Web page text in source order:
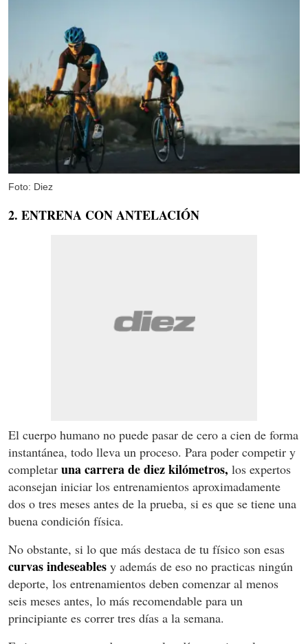
Foto: Diez
2. ENTRENA CON ANTELACIÓN
El cuerpo humano no puede pasar de cero a cien de forma
instantánea, todo lleva un proceso. Para poder competir y
completar una carrera de diez kilómetros, los expertos
aconsejan iniciar los entrenamientos aproximadamente
dos o tres meses antes de la prueba, si es que se tiene una
buena condición física.
No obstante, si lo que más destaca de tu físico son esas
curvas indeseables y además de eso no practicas ningún
deporte, los entrenamientos deben comenzar al menos
seis meses antes, lo más recomendable para un
principiante es correr tres días a la semana.